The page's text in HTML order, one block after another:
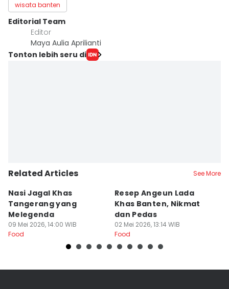
wisata banten
Editorial Team
Editor
Maya Aulia Aprilianti
Tonton lebih seru di
Related Articles See More
Nasi Jagal Khas
Tangerang yang
Melegenda
09 Mei 2026, 14:00 WIB
Food
Resep Angeun Lada
Khas Banten, Nikmat
dan Pedas
02 Mei 2026, 13:14 WIB
Food